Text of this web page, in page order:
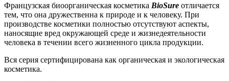
Французская биоорганическая косметика BioSure отличается
тем, что она дружественна к природе и к человеку. При
производстве косметики полностью отсутствуют аспекты,
наносящие вред окружающей среде и жизнедеятельности
человека в течении всего жизненного цикла продукции.
Вся серия сертифицирована как органическая и экологическая
косметика.